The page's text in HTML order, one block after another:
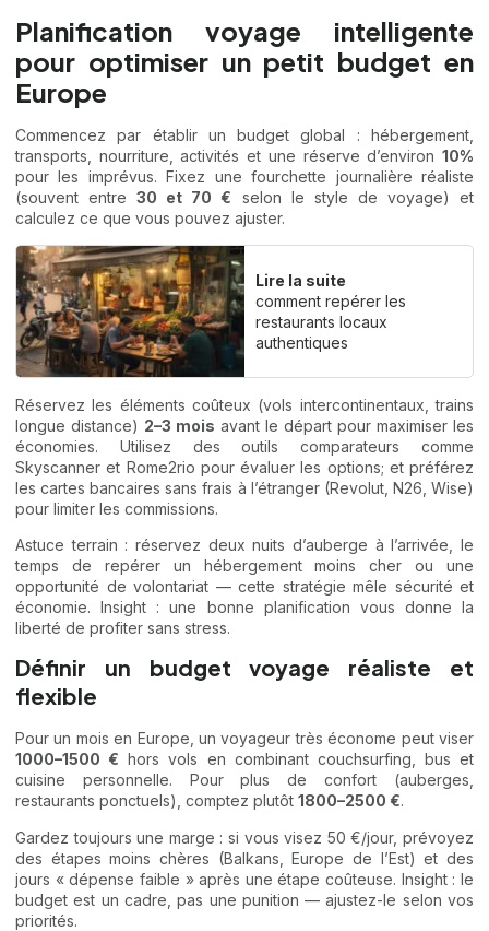
Planification voyage intelligente
pour optimiser un petit budget en
Europe
Commencez par établir un budget global : hébergement,
transports, nourriture, activités et une réserve d’environ 10%
pour les imprévus. Fixez une fourchette journalière réaliste
(souvent entre30 et 70 € selon le style de voyage) et
calculez ce que vous pouvez ajuster.
Lire la suite
comment repérer les
restaurants locaux
authentiques
Réservez les éléments coûteux (vols intercontinentaux, trains
longue distance) 2–3 mois avant le départ pour maximiser les
économies. Utilisez des outils comparateurs comme
Skyscanner et Rome2rio pour évaluer les options; et préférez
les cartes bancaires sans frais à l’étranger (Revolut, N26, Wise)
pour limiter les commissions.
Astuce terrain : réservez deux nuits d’auberge à l’arrivée, le
temps de repérer un hébergement moins cher ou une
opportunité de volontariat — cette stratégie mêle sécurité et
économie. Insight : une bonne planification vous donne la
liberté de profiter sans stress.
Définir un budget voyage réaliste et
flexible
Pour un mois en Europe, un voyageur très économe peut viser
1000–1500 € hors vols en combinant couchsurfing, bus et
cuisine personnelle. Pour plus de confort (auberges,
restaurants ponctuels), comptez plutôt 1800–2500 €.
Gardez toujours une marge : si vous visez 50 €/jour, prévoyez
des étapes moins chères (Balkans, Europe de l’Est) et des
jours « dépense faible » après une étape coûteuse. Insight : le
budget est un cadre, pas une punition — ajustez-le selon vos
priorités.